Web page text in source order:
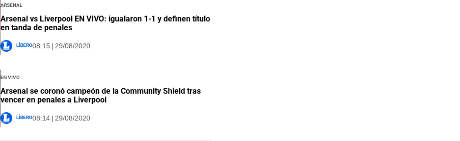
Arsenal
Arsenal vs Liverpool EN VIVO: igualaron 1-1 y definen título
en tanda de penales
Líbero08:15 | 29/08/2020
En vivo
Arsenal se coronó campeón de la Community Shield tras
vencer en penales a Liverpool
Líbero08:14 | 29/08/2020